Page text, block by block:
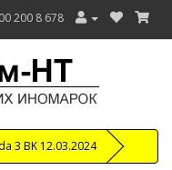
200 8 678
3 BK 12.03.2024